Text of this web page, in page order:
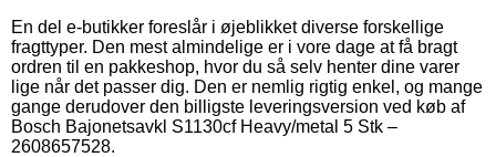
En del e-butikker foreslår i øjeblikket diverse forskellige
fragttyper. Den mest almindelige er i vore dage at få bragt
ordren til en pakkeshop, hvor du så selv henter dine varer
lige når det passer dig. Den er nemlig rigtig enkel, og mange
gange derudover den billigste leveringsversion ved køb af
Bosch Bajonetsavkl S1130cf Heavy/metal 5 Stk –
2608657528.